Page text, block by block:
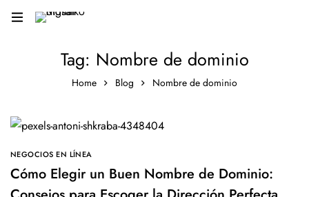
Tag: Nombre de dominio
Home Blog Nombre de dominio
NEGOCIOS EN LÍNEA
Cómo Elegir un Buen Nombre de Dominio: